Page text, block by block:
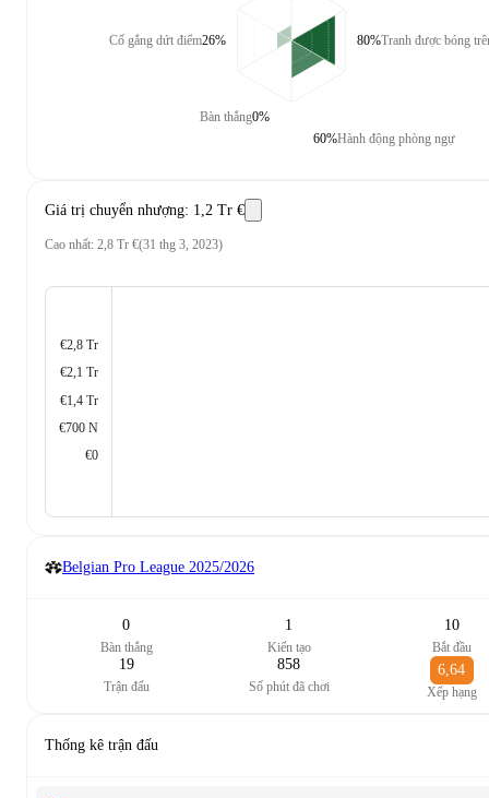
Cố gắng dứt điểm26%
Bàn thắng0%
Tranh được bóng
80%
Hành động phòng ngự
60%
Giá trị chuyển nhượng: 1,2 Tr €
Cao nhất: 2,8 Tr €(31 thg 3, 2023)
€2,8 Tr
€2,1 Tr
€1,4 Tr
€700 N
€0
Belgian Pro League 2025/2026
0
Bàn thắng
1
Kiến tạo
10
Bắt đầu
19
Trận đấu
858
Số phút đã chơi
6,64
Xếp hạng
Thống kê trận đấu